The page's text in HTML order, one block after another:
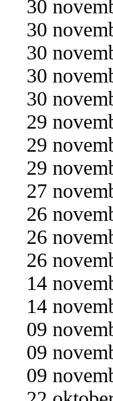
30
30
30
30
30
29
29
29
27
26
26
26
14
14
09
09
09